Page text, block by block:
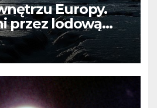
Europy.
przez lodową